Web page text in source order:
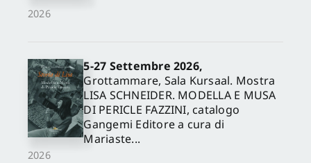
2026
2026
5-27 Settembre 2026,
Grottammare, Sala Kursaal. Mostra
LISA SCHNEIDER. MODELLA E MUSA
DI PERICLE FAZZINI, catalogo
Gangemi Editore a cura di
Mariaste...